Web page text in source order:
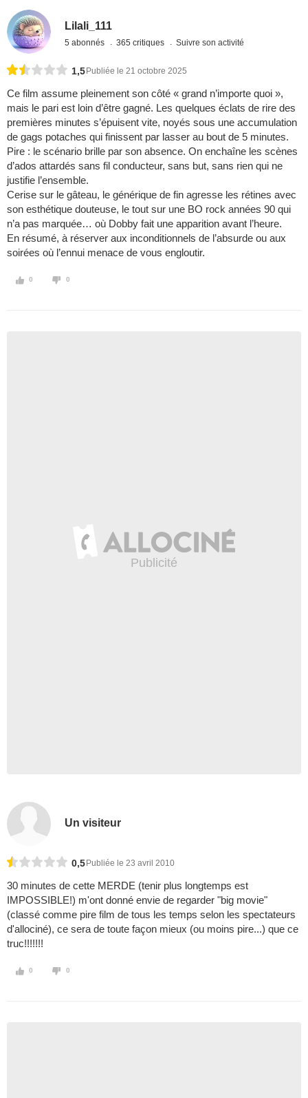
Lilali_111
5 abonnés 365 critiques Suivre son activité
1,5 Publiée le 21 octobre 2025
Ce film assume pleinement son côté « grand n’importe quoi »,
mais le pari est loin d’être gagné. Les quelques éclats de rire des
premières minutes s’épuisent vite, noyés sous une accumulation
de gags potaches qui finissent par lasser au bout de 5 minutes.
Pire : le scénario brille par son absence. On enchaîne les scènes
d’ados attardés sans fil conducteur, sans but, sans rien qui ne
justifie l’ensemble.
Cerise sur le gâteau, le générique de fin agresse les rétines avec
son esthétique douteuse, le tout sur une BO rock années 90 qui
n’a pas marquée… où Dobby fait une apparition avant l’heure.
En résumé, à réserver aux inconditionnels de l’absurde ou aux
soirées où l’ennui menace de vous engloutir.
0 0
Un visiteur
0,5 Publiée le 23 avril 2010
30 minutes de cette MERDE (tenir plus longtemps est
IMPOSSIBLE!) m'ont donné envie de regarder "big movie"
(classé comme pire film de tous les temps selon les spectateurs
d'allociné), ce sera de toute façon mieux (ou moins pire...) que ce
truc!!!!!!!
0 0